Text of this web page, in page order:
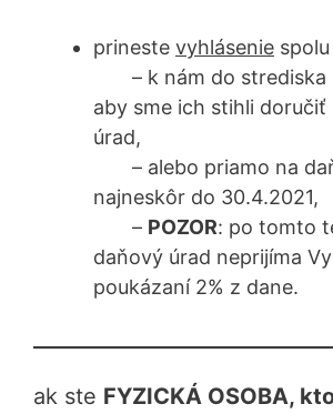
prineste vyhlásenie
– k nám do strediska
aby sme ich stihli doručiť
úrad,
– alebo priamo na
najneskôr do 30.4.2021,
– POZOR: po tomto
daňový úrad neprijíma
poukázaní 2% z dane.
ak ste FYZICKÁ OSOBA,